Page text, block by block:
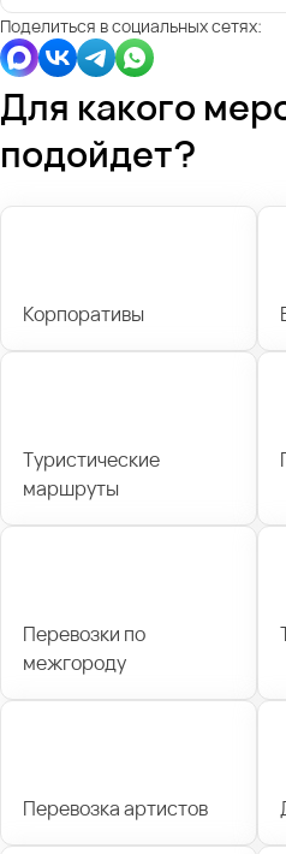
Поделиться в социальных сетях:
Для какого
подойдет?
Корпоративы
Туристические
маршруты
Перевозки по
межгороду
Перевозка артистов